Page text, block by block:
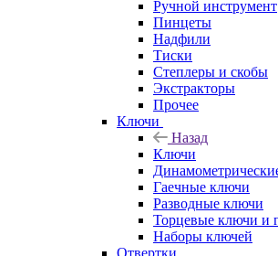
Ручной инструмент
Пинцеты
Надфили
Тиски
Степлеры и скобы
Экстракторы
Прочее
Ключи
Назад
Ключи
Гаечные ключи
Разводные ключи
Торцевые ключи и
Наборы ключей
Отвертки